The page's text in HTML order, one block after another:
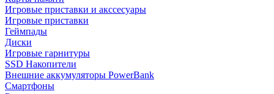
Игровые приставки и акссесуары
Игровые приставки
Геймпады
Диски
Игровые гарнитуры
SSD Накопители
Внешние аккумуляторы PowerBank
Смартфоны